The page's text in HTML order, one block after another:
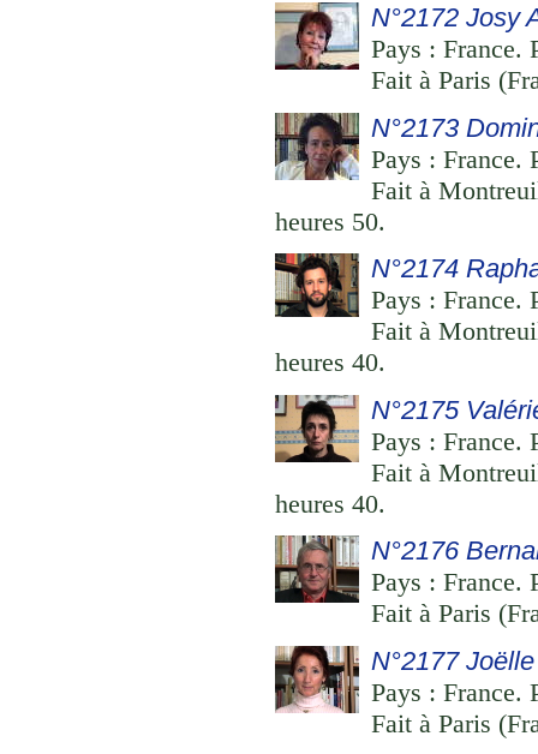
N°2172 Josy
Pays : France.
Fait à Paris
N°2173
Pays : France.
Fait à
heures 50.
N°2174
Pays : France.
Fait à
heures 40.
N°2175
Pays : France.
Fait à
heures 40.
N°2176
Pays : France.
Fait à Paris
N°2177
Pays : France.
Fait à Paris